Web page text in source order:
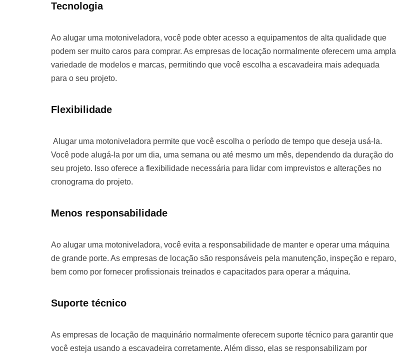
Tecnologia
Ao alugar uma motoniveladora, você pode obter acesso a equipamentos de alta qualidade que
podem ser muito caros para comprar. As empresas de locação normalmente oferecem uma ampla
variedade de modelos e marcas, permitindo que você escolha a escavadeira mais adequada
para o seu projeto.
Flexibilidade
Alugar uma motoniveladora permite que você escolha o período de tempo que deseja usá-la.
Você pode alugá-la por um dia, uma semana ou até mesmo um mês, dependendo da duração do
seu projeto. Isso oferece a flexibilidade necessária para lidar com imprevistos e alterações no
cronograma do projeto.
Menos responsabilidade
Ao alugar uma motoniveladora, você evita a responsabilidade de manter e operar uma máquina
de grande porte. As empresas de locação são responsáveis pela manutenção, inspeção e reparo,
bem como por fornecer profissionais treinados e capacitados para operar a máquina.
Suporte técnico
As empresas de locação de maquinário normalmente oferecem suporte técnico para garantir que
você esteja usando a escavadeira corretamente. Além disso, elas se responsabilizam por